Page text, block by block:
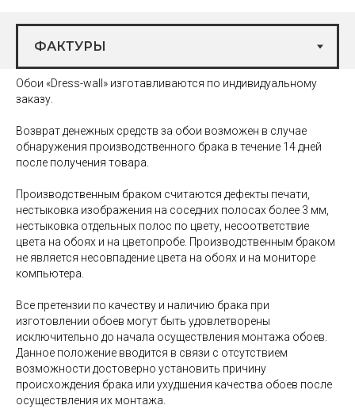
Обои «Dress-wall» изготавливаются по индивидуальному
заказу.
Возврат денежных средств за обои возможен в случае
обнаружения производственного брака в течение 14 дней
после получения товара.
Производственным браком считаются дефекты печати,
нестыковка изображения на соседних полосах более 3 мм,
нестыковка отдельных полос по цвету, несоответствие
цвета на обоях и на цветопробе. Производственным браком
не является несовпадение цвета на обоях и на мониторе
компьютера.
Все претензии по качеству и наличию брака при
изготовлении обоев могут быть удовлетворены
исключительно до начала осуществления монтажа обоев.
Данное положение вводится в связи с отсутствием
возможности достоверно установить причину
происхождения брака или ухудшения качества обоев после
осуществления их монтажа.